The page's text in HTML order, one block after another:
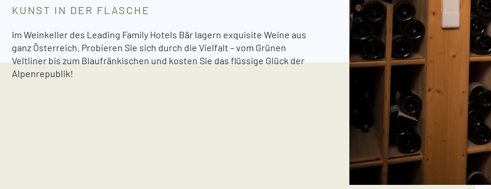
w
h
l
KUNST IN DER FLASCHE
Im Weinkeller des Leading Family Hotels Bär lagern exquisite Weine aus
ganz Österreich. Probieren Sie sich durch die Vielfalt – vom Grünen
Veltliner bis zum Blaufränkischen und kosten Sie das flüssige Glück der
Alpenrepublik!